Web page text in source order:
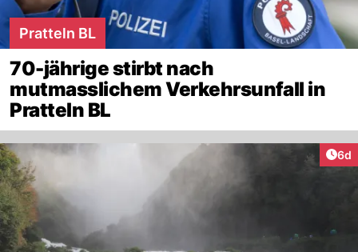
Pratteln BL
70-jährige stirbt nach
mutmasslichem Verkehrsunfall in
Pratteln BL
6d